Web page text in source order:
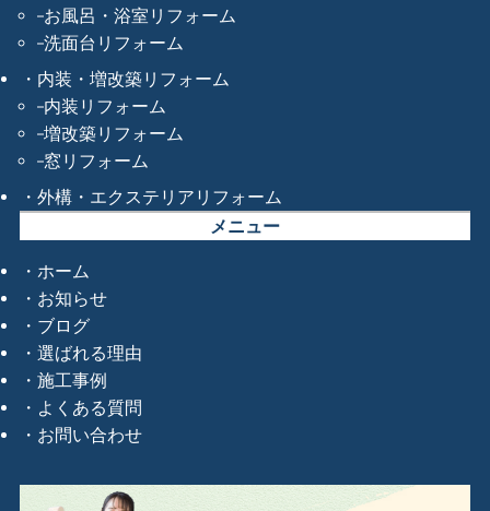
お風呂・浴室リフォーム
洗面台リフォーム
内装・増改築リフォーム
内装リフォーム
増改築リフォーム
窓リフォーム
外構・エクステリアリフォーム
メニュー
ホーム
お知らせ
ブログ
選ばれる理由
施工事例
よくある質問
お問い合わせ